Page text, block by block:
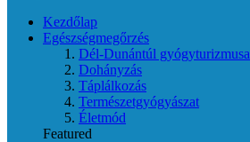
Kezdőlap
Egészségmegőrzés
Dél-Dunántúl gyógyturizmusa
Dohányzás
Táplálkozás
Természetgyógyászat
Életmód
Featured